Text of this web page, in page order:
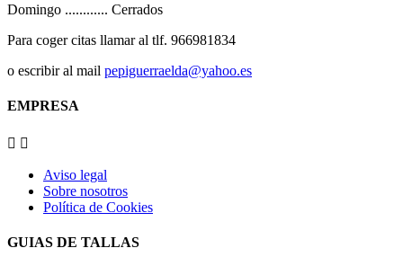
Domingo ............ Cerrados
Para coger citas llamar al tlf. 966981834
o escribir al mail pepiguerraelda@yahoo.es
EMPRESA
 
Aviso legal
Sobre nosotros
Política de Cookies
GUIAS DE TALLAS